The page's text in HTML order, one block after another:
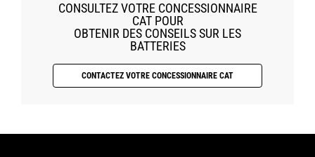
CONSULTEZ VOTRE CONCESSIONNAIRE
CAT POUR
OBTENIR DES CONSEILS SUR LES
BATTERIES
CONTACTEZ VOTRE CONCESSIONNAIRE CAT